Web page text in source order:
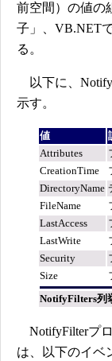
前空間）の値の
子」、VB.NET
る。
以下に、
示す。
値
Attributes
CreationTime
DirectoryName
FileName
LastAccess
LastWrite
Security
Size
NotifyFilters列
NotifyFilterプ
は、以下のイベ